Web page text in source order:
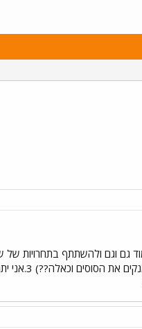
בחוות סוסים